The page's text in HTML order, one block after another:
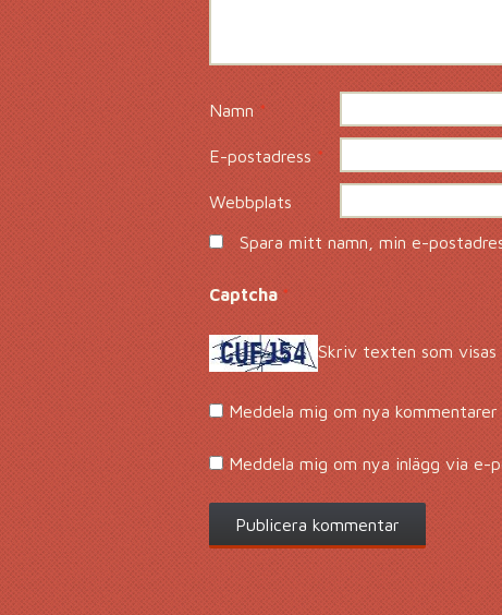
Namn*
E-postadress*
Webbplats
Spara mitt namn, min e-
Captcha *
Skriv texten som visas
Meddela mig om nya
Meddela mig om nya inlägg via e-